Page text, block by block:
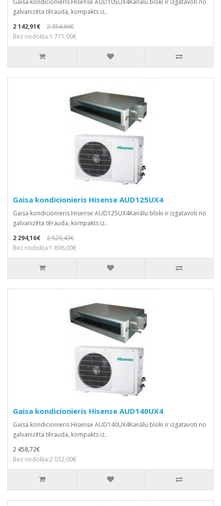
galvanizēta tērauda, kompakts iz..
2 142,91€
2 354,66€
Bez nodokļa:1 771,00€
Gaisa kondicionieris Hisense AUD125UX4
Gaisa kondicionieris Hisense AUD125UX4Kanālu bloki ir izgatavoti no
galvanizēta tērauda, kompakts iz..
2 294,16€
2 520,43€
Bez nodokļa:1 896,00€
Gaisa kondicionieris Hisense AUD140UX4
Gaisa kondicionieris Hisense AUD140UX4Kanālu bloki ir izgatavoti no
galvanizēta tērauda, kompakts iz..
2 458,72€
Bez nodokļa:2 032,00€